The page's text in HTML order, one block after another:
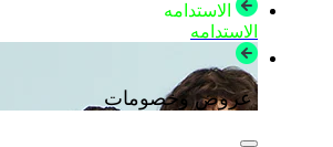
الاستدامه
الاستدامه
عروض وخصومات